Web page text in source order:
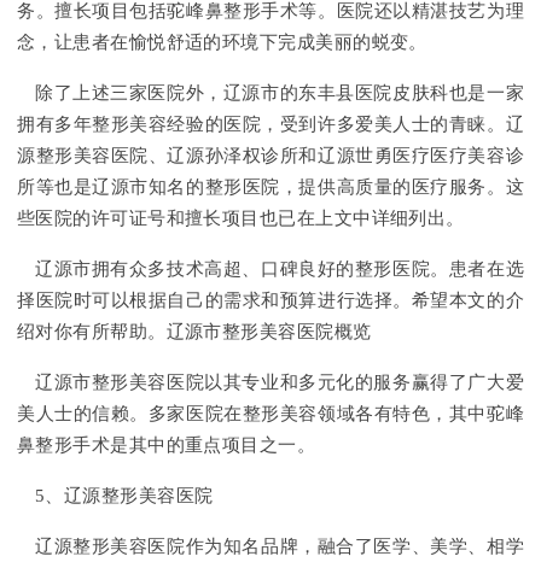
务。擅长项目包括驼峰鼻整形手术等。医院还以精湛技艺为理
念，让患者在愉悦舒适的环境下完成美丽的蜕变。
除了上述三家医院外，辽源市的东丰县医院皮肤科也是一家
拥有多年整形美容经验的医院，受到许多爱美人士的青睐。辽
源整形美容医院、辽源孙泽权诊所和辽源世勇医疗医疗美容诊
所等也是辽源市知名的整形医院，提供高质量的医疗服务。这
些医院的许可证号和擅长项目也已在上文中详细列出。
辽源市拥有众多技术高超、口碑良好的整形医院。患者在选
择医院时可以根据自己的需求和预算进行选择。希望本文的介
绍对你有所帮助。辽源市整形美容医院概览
辽源市整形美容医院以其专业和多元化的服务赢得了广大爱
美人士的信赖。多家医院在整形美容领域各有特色，其中驼峰
鼻整形手术是其中的重点项目之一。
5、辽源整形美容医院
辽源整形美容医院作为知名品牌，融合了医学、美学、相学